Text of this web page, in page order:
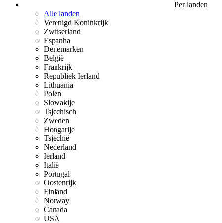
Per landen
Alle landen
Verenigd Koninkrijk
Zwitserland
Espanha
Denemarken
België
Frankrijk
Republiek Ierland
Lithuania
Polen
Slowakije
Tsjechisch
Zweden
Hongarije
Tsjechië
Nederland
Ierland
Italië
Portugal
Oostenrijk
Finland
Norway
Canada
USA